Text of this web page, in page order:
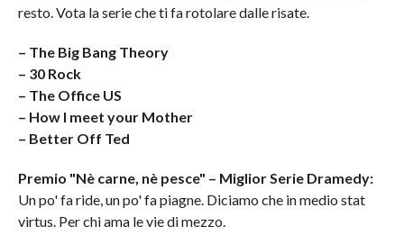
resto. Vota la serie che ti fa rotolare dalle risate.
– The Big Bang Theory
– 30 Rock
– The Office US
– How I meet your Mother
– Better Off Ted
Premio "Nè carne, nè pesce" – Miglior Serie Dramedy:
Un po' fa ride, un po' fa piagne. Diciamo che in medio stat
virtus. Per chi ama le vie di mezzo.